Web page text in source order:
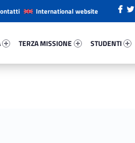
TERZA MISSIONE
STUDENTI
International website